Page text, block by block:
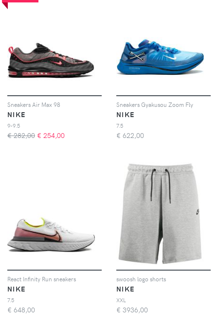
Sneakers Air Max 98
NIKE
9-9.5
€ 282,00 € 254,00
Sneakers Gyakusou Zoom Fly
NIKE
7.5
€ 622,00
React Infinity Run sneakers
NIKE
7.5
€ 648,00
swoosh logo shorts
NIKE
XXL
€ 3936,00